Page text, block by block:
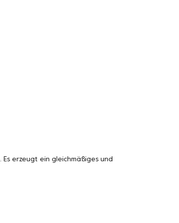
erzeugt ein gleichmäßiges und